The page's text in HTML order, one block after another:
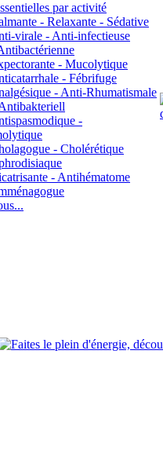
par activité
- Relaxante - Sédative
virale - Anti-infectieuse
- Mucolytique
- Fébrifuge
- Anti-Rhumatismale
-
- Cholérétique
- Antihématome